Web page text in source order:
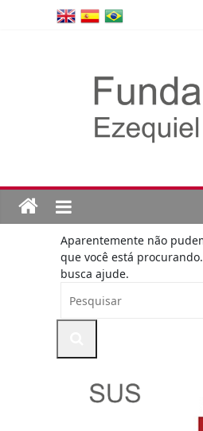
Aparentemente não
que você está
busca ajude.